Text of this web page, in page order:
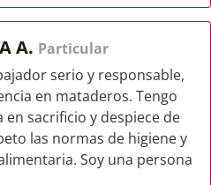
A. Particular
serio y responsable,
en mataderos. Tengo
en sacrificio y despiece de
las normas de higiene y
Soy una persona